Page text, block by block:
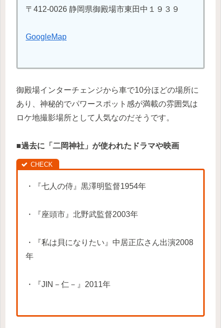
〒412-0026 静岡県御殿場市東田中１９３９
GoogleMap
御殿場インターチェンジから車で10分ほどの場所に
あり、神秘的でパワースポット感が満載の雰囲気は
ロケ地撮影場所として人気なのだそうです。
■過去に「二岡神社」が使われたドラマや映画
・『七人の侍』黒澤明監督1954年
・『座頭市』北野武監督2003年
・『私は貝になりたい』中居正広さん出演2008
年
・『JIN－仁－』2011年